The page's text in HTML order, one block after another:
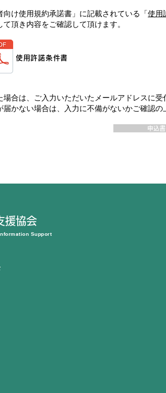
け使用規約承諾書」に記載されている「使用
て頂き内容をご確認して頂けます。
使用許諾条件書
合は、ご入力いただいたメールアドレスに受
届かない場合は、入力に不備がないかご確認の
申込
援協会
Support